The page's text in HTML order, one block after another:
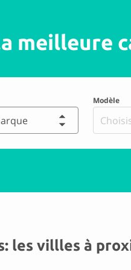
8.8 Excellent
De 9 évaluation(s)
meilleure
Modèle
les villles à